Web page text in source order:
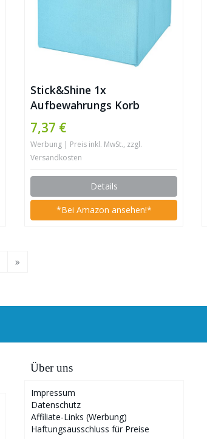
Stick&Shine 1x
Aufbewahrungs Korb
Hellblau Faltbox 32 x 32 x
32 cm Regalkorb faltbar mit
Deckel
7,37 €
Werbung | Preis inkl. MwSt., zzgl.
Versandkosten
Details
*Bei Amazon ansehen!*
»
Über uns
Impressum
Datenschutz
Affiliate-Links (Werbung)
Haftungsausschluss für Preise